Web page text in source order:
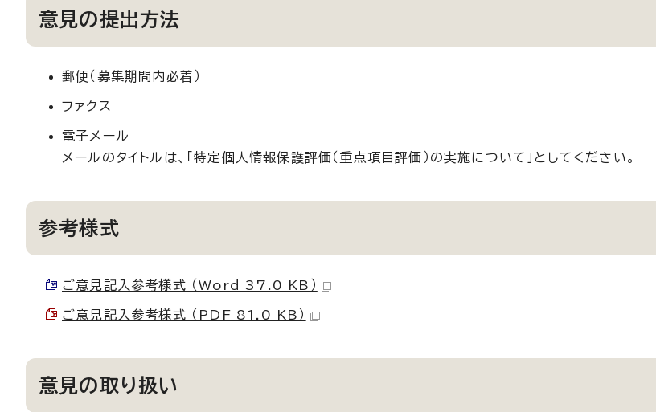
意見の提出方法
郵便（募集期間内必着）
ファクス
電子メール
メールのタイトルは、「特定個人情報保護評価（重点項目評価）の実施について」としてください。
参考様式
ご意見記入参考様式 （Word 37.0 KB）
ご意見記入参考様式 （PDF 81.0 KB）
意見の取り扱い